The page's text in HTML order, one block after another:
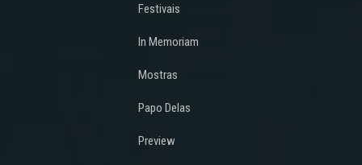
Festivais
In Memoriam
Mostras
Papo Delas
Preview